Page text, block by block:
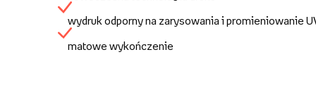
wydruk odporny na zarysowania i promieniowanie
matowe wykończenie